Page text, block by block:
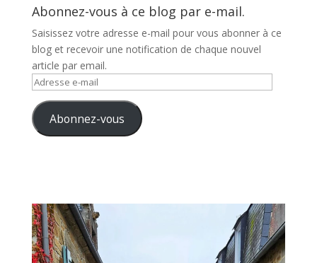
Abonnez-vous à ce blog par e-mail.
Saisissez votre adresse e-mail pour vous abonner à ce
blog et recevoir une notification de chaque nouvel
article par email.
Adresse
mail Abonnez-vous